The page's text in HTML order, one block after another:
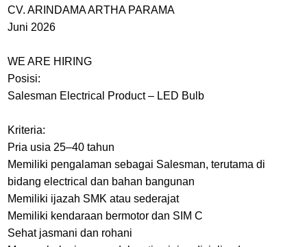
CV. ARINDAMA ARTHA PARAMA
Juni 2026
WE ARE HIRING
Posisi:
Salesman Electrical Product – LED Bulb
Kriteria:
Pria usia 25–40 tahun
Memiliki pengalaman sebagai Salesman, terutama di
bidang electrical dan bahan bangunan
Memiliki ijazah SMK atau sederajat
Memiliki kendaraan bermotor dan SIM C
Sehat jasmani dan rohani